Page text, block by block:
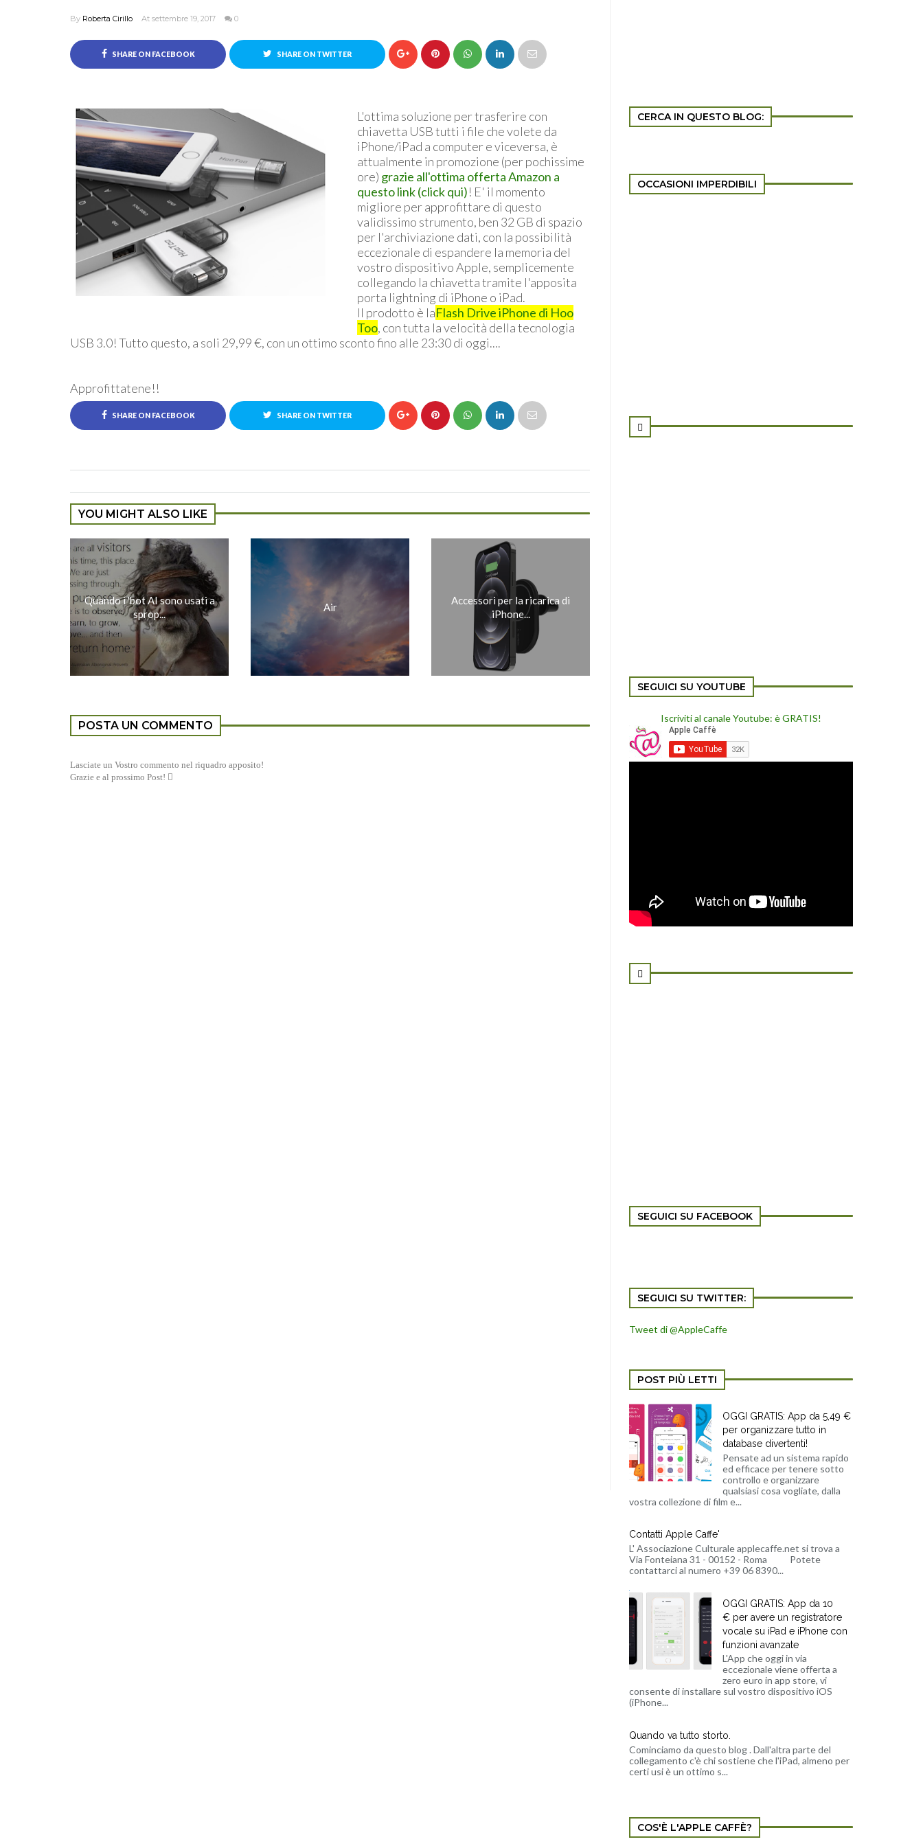
By Roberta Cirillo At settembre 19, 2017 0
SHARE ON FACEBOOK SHARE ON TWITTER
L'ottima soluzione per trasferire con
chiavetta USB tutti i file che volete da
iPhone/iPad a computer e viceversa, è
attualmente in promozione (per pochissime
ore) grazie all'ottima offerta Amazon a
questo link (click qui)! E' il momento
migliore per approfittare di questo
validissimo strumento, ben 32 GB di spazio
per l'archiviazione dati, con la possibilità
eccezionale di espandere la memoria del
vostro dispositivo Apple, semplicemente
collegando la chiavetta tramite l'apposita
porta lightning di iPhone o iPad.
Il prodotto è laFlash Drive iPhone di Hoo
Too, con tutta la velocità della tecnologia
USB 3.0! Tutto questo, a soli 29,99 €, con un ottimo sconto fino alle 23:30 di oggi....
Approfittatene!!
SHARE ON FACEBOOK SHARE ON TWITTER
YOU MIGHT ALSO LIKE
Quando i 'bot AI sono usati a
sprop...
Air
Accessori per la ricarica di
iPhone...
POSTA UN COMMENTO
Lasciate un Vostro commento nel riquadro apposito!
Grazie e al prossimo Post! 
CERCA IN QUESTO BLOG:
OCCASIONI IMPERDIBILI

SEGUICI SU YOUTUBE
Iscriviti al canale Youtube: è GRATIS!

SEGUICI SU FACEBOOK
SEGUICI SU TWITTER:
Tweet di @AppleCaffe
POST PIÙ LETTI
OGGI GRATIS: App da 5,49 €
per organizzare tutto in
database divertenti!
Pensate ad un sistema rapido
ed efficace per tenere sotto
controllo e organizzare
qualsiasi cosa vogliate, dalla
vostra collezione di film e...
Contatti Apple Caffe'
L' Associazione Culturale applecaffe.net si trova a
Via Fonteiana 31 - 00152 - Roma Potete
contattarci al numero +39 06 8390...
OGGI GRATIS: App da 10
€ per avere un registratore
vocale su iPad e iPhone con
funzioni avanzate
L'App che oggi in via
eccezionale viene offerta a
zero euro in app store, vi
consente di installare sul vostro dispositivo iOS
(iPhone...
Quando va tutto storto.
Cominciamo da questo blog . Dall'altra parte del
collegamento c'è chi sostiene che l'iPad, almeno per
certi usi è un ottimo s...
COS'È L'APPLE CAFFÈ?